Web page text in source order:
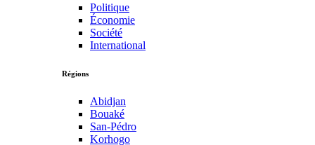
Politique
Économie
Société
International
Régions
Abidjan
Bouaké
San-Pédro
Korhogo